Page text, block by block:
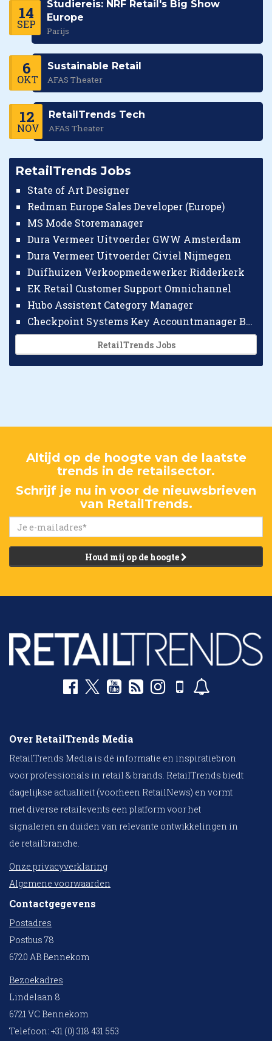
14
SEP
Studiereis: NRF Retail's Big Show
Europe
Parijs
6
OKT
Sustainable Retail
AFAS Theater
12
NOV
RetailTrends Tech
AFAS Theater
RetailTrends Jobs
State of Art Designer
Redman Europe Sales Developer (Europe)
MS Mode Storemanager
Dura Vermeer Uitvoerder GWW Amsterdam
Dura Vermeer Uitvoerder Civiel Nijmegen
Duifhuizen Verkoopmedewerker Ridderkerk
EK Retail Customer Support Omnichannel
Hubo Assistent Category Manager
Checkpoint Systems Key Accountmanager Benelux
RetailTrends Jobs
Altijd op de hoogte van de laatste
trends in de retailsector.
Schrijf je nu in voor de nieuwsbrieven
van RetailTrends.
Houd mij op de hoogte
Over RetailTrends Media
RetailTrends Media is dé informatie en inspiratiebron
voor professionals in retail & brands. RetailTrends biedt
dagelijkse actualiteit (voorheen RetailNews) en vormt
met diverse retailevents een platform voor het
signaleren en duiden van relevante ontwikkelingen in
de retailbranche.
Onze privacyverklaring
Algemene voorwaarden
Contactgegevens
Postadres
Postbus 78
6720 AB Bennekom
Bezoekadres
Lindelaan 8
6721 VC Bennekom
Telefoon: +31 (0) 318 431 553